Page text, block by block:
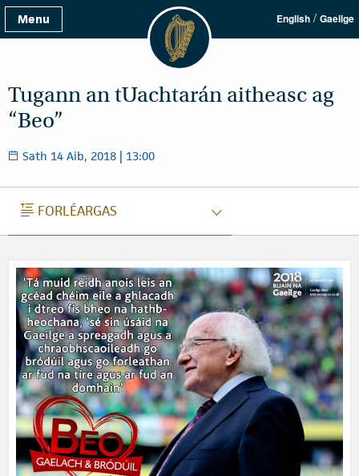
Menu English / Gaeilge
Tugann an tUachtarán aitheasc ag
“Beo”
Sath 14 Aib, 2018 | 13:00
FORLÉARGAS
FORLÉARGAS